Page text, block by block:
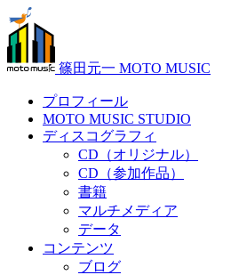
篠田元一 MOTO MUSIC
プロフィール
MOTO MUSIC STUDIO
ディスコグラフィ
CD（オリジナル）
CD（参加作品）
書籍
マルチメディア
データ
コンテンツ
ブログ